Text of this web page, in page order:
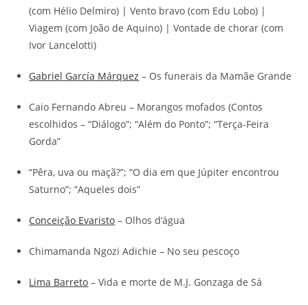
(com Hélio Delmiro) | Vento bravo (com Edu Lobo) |
Viagem (com João de Aquino) | Vontade de chorar (com
Ivor Lancelotti)
Gabriel García Márquez – Os funerais da Mamãe Grande
Caio Fernando Abreu – Morangos mofados (Contos
escolhidos – “Diálogo”; “Além do Ponto”; “Terça-Feira
Gorda”
“Pêra, uva ou maçã?”; “O dia em que Júpiter encontrou
Saturno”; “Aqueles dois”
Conceição Evaristo – Olhos d’água
Chimamanda Ngozi Adichie – No seu pescoço
Lima Barreto – Vida e morte de M.J. Gonzaga de Sá